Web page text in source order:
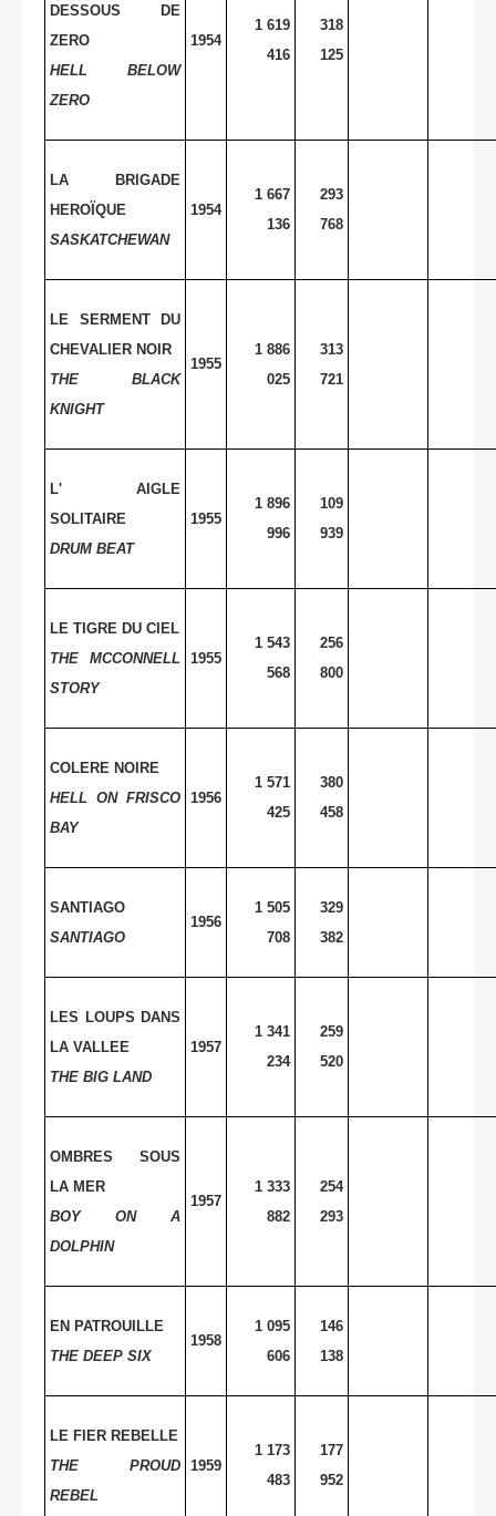
DESSOUS DE
ZERO
HELL BELOW
ZERO
1954
1 619
416
318
125
LA BRIGADE
HEROÏQUE
SASKATCHEWAN
1954
1 667
136
293
768
LE SERMENT DU
CHEVALIER NOIR
THE BLACK
KNIGHT
1955
1 886
025
313
721
L' AIGLE
SOLITAIRE
DRUM BEAT
1955
1 896
996
109
939
LE TIGRE DU CIEL
THE MCCONNELL
STORY
1955
1 543
568
256
800
COLERE NOIRE
HELL ON FRISCO
BAY
1956
1 571
425
380
458
SANTIAGO
SANTIAGO
1956
1 505
708
329
382
LES LOUPS DANS
LA VALLEE
THE BIG LAND
1957
1 341
234
259
520
OMBRES SOUS
LA MER
BOYON A
DOLPHIN
1957
1 333
882
254
293
EN PATROUILLE
THE DEEP SIX
1958
1 095
606
146
138
LE FIER REBELLE
THE PROUD
REBEL
1959
1 173
483
177
952